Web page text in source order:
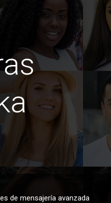
de mensajería avanzada